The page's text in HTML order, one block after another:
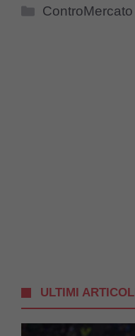
Categorie
ControMercato
ULTIMI ARTICOLI